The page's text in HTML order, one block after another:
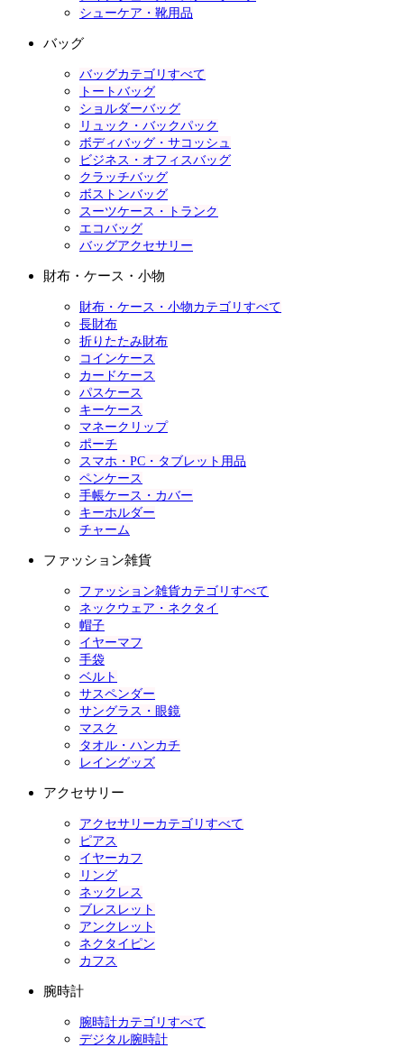
シューケア・靴用品
バッグ
バッグカテゴリすべて
トートバッグ
ショルダーバッグ
リュック・バックパック
ボディバッグ・サコッシュ
ビジネス・オフィスバッグ
クラッチバッグ
ボストンバッグ
スーツケース・トランク
エコバッグ
バッグアクセサリー
財布・ケース・小物
財布・ケース・小物カテゴリすべて
長財布
折りたたみ財布
コインケース
カードケース
パスケース
キーケース
マネークリップ
ポーチ
スマホ・PC・タブレット用品
ペンケース
手帳ケース・カバー
キーホルダー
チャーム
ファッション雑貨
ファッション雑貨カテゴリすべて
ネックウェア・ネクタイ
帽子
イヤーマフ
手袋
ベルト
サスペンダー
サングラス・眼鏡
マスク
タオル・ハンカチ
レイングッズ
アクセサリー
アクセサリーカテゴリすべて
ピアス
イヤーカフ
リング
ネックレス
ブレスレット
アンクレット
ネクタイピン
カフス
腕時計
腕時計カテゴリすべて
デジタル腕時計